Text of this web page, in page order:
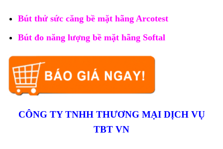
Bút thử sức căng bề mặt hãng Arcotest
Bút đo năng lượng bề mặt hãng Softal
CÔNG TY TNHH THƯƠNG MẠI DỊCH VỤ
TBT VN